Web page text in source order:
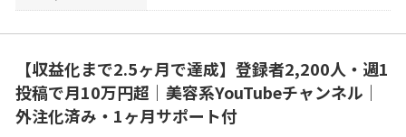
【収益化まで2.5ヶ月で達成】登録者2,200人・週1
投稿で月10万円超｜美容系YouTubeチャンネル｜
外注化済み・1ヶ月サポート付